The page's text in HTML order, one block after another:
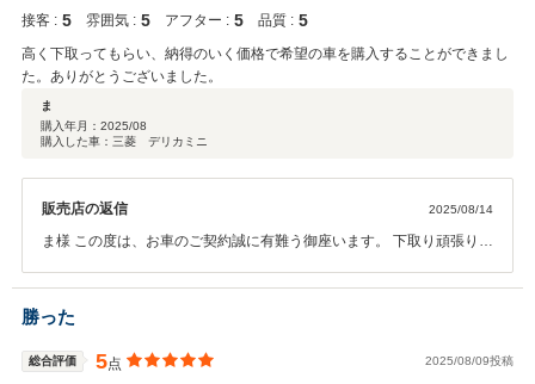
接客 : 5 雰囲気 : 5 アフター : 5 品質 : 5
高く下取ってもらい、納得のいく価格で希望の車を購入することができまし
た。ありがとうございました。
ま
購入年月： 2025/08
購入した車：三菱 デリカミニ
販売店の返信 2025/08/14
ま様 この度は、お車のご契約誠に有難う御座います。 下取り頑張りま
います。 今後とも宜しくお願い致します。
勝った
総合評価 5点 2025/08/09投稿